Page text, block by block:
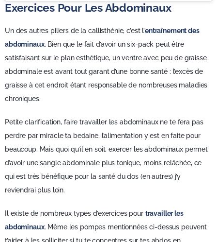
Exercices Pour Les Abdominaux
Un des autres piliers de la callisthénie, c’est l’entraînement des
abdominaux. Bien que le fait d’avoir un six-pack peut être
satisfaisant sur le plan esthétique, un ventre avec peu de graisse
abdominale est avant tout garant d’une bonne santé : l’excès de
graisse à cet endroit étant responsable de nombreuses maladies
chroniques.
Petite clarification, faire travailler les abdominaux ne te fera pas
perdre par miracle ta bedaine, l’alimentation y est en faite pour
beaucoup. Mais quoi qu’il en soit, exercer les abdominaux permet
d’avoir une sangle abdominale plus tonique, moins relâchée, ce
qui est très bénéfique pour la santé du dos (en autres) j’y
reviendrai plus loin.
Il existe de nombreux types d’exercices pour travailler les
abdominaux. Même les pompes mentionnées ci-dessus peuvent
t’aider à les solliciter si tu te concentres sur tes abdos en